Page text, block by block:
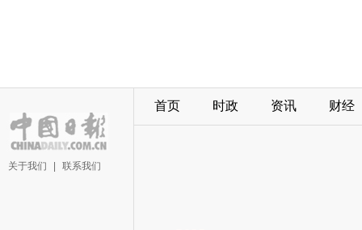
关于我们 联系我们
首页 时政 资讯 财经